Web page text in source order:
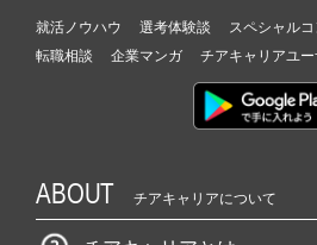
就活ノウハウ 選考体験談 スペシャル
転職相談
企業マンガ チアキャリアユ
ABOUT チアキャリアについて